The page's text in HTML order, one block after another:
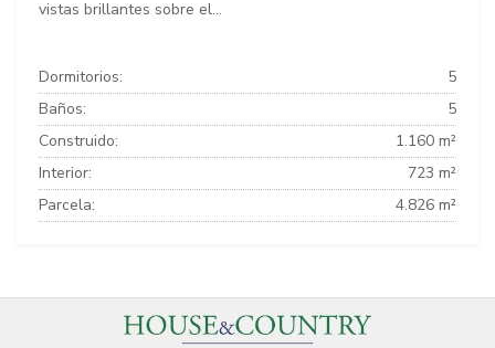
vistas brillantes sobre el...
Dormitorios:
5
Baños:
5
Construido:
1.160 m²
Interior:
723 m²
Parcela:
4.826 m²